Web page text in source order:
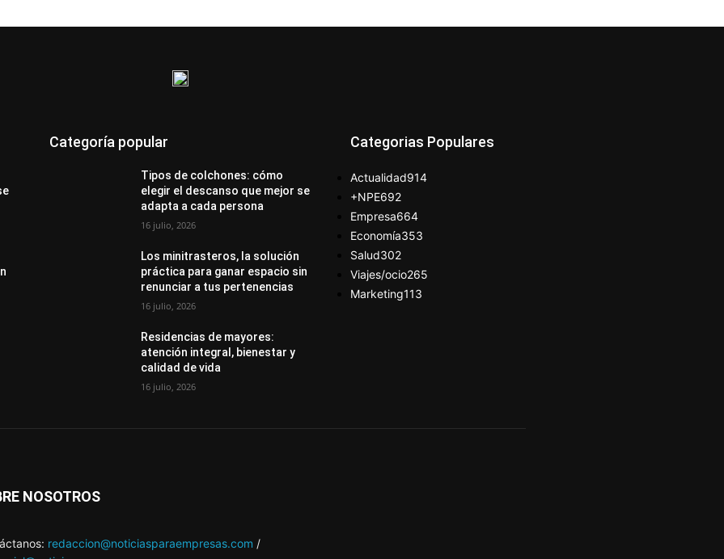
Categoría popular
Tipos de colchones: cómo
elegir el descanso que mejor se
adapta a cada persona
16 julio, 2026
Los minitrasteros, la solución
práctica para ganar espacio sin
renunciar a tus pertenencias
16 julio, 2026
Residencias de mayores:
atención integral, bienestar y
calidad de vida
16 julio, 2026
Categorias Populares
Actualidad914
+NPE692
Empresa664
Economía353
Salud302
Viajes/ocio265
Marketing113
NOSOTROS
redaccion@noticiasparaempresas.com /